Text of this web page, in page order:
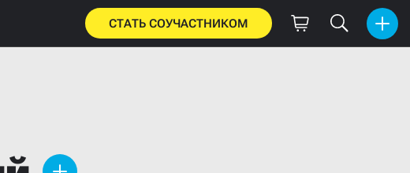
СТАТЬ СОУЧАСТНИКОМ